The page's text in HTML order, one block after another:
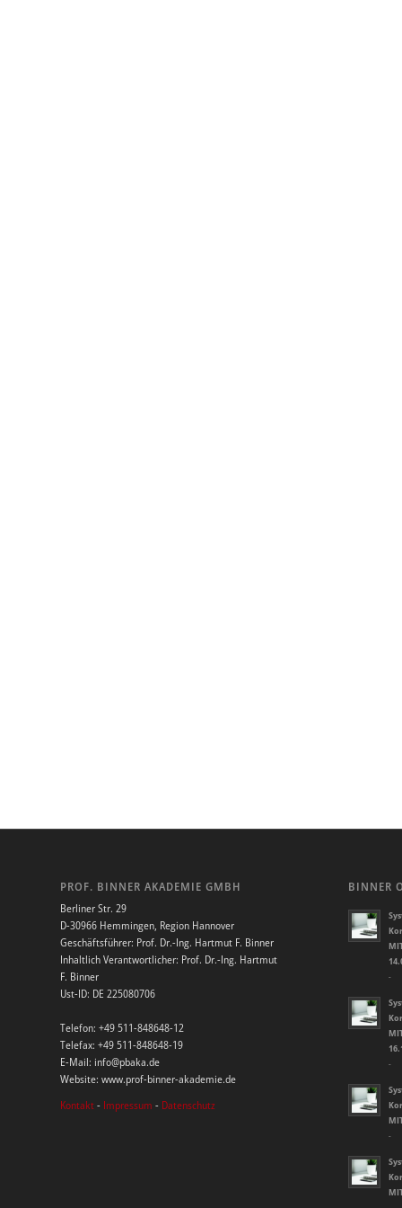
PROF. BINNER AKADEMIE GMBH
Berliner Str. 29
D-30966 Hemmingen, Region Hannover
Geschäftsführer: Prof. Dr.-Ing. Hartmut F. Binner
Inhaltlich Verantwortlicher: Prof. Dr.-Ing. Hartmut
F. Binner
Ust-ID: DE 225080706
Telefon: +49 511-848648-12
Telefax: +49 511-848648-19
E-Mail: info@pbaka.de
Website: www.prof-binner-akademie.de
Kontakt- Impressum - Datenschutz
BINNER
-
-
-